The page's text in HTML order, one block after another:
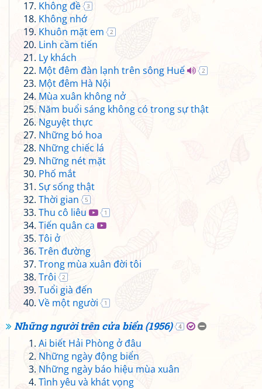
Không đề 3
Không nhớ
Khuôn mặt em
2
Linh cầm tiến
Ly khách
Một đêm đàn lạnh trên sông Huế
2
Một đêm Hà Nội
Mùa xuân không nở
Năm buổi sáng không có trong sự thật
Nguyệt thực
Những bó hoa
Những chiếc lá
Những nét mặt
Phố mắt
Sự sống thật
Thời gian
5
Thu cô liêu 1
Tiến quân ca
Tôi ở
Trên đường
Trong mùa xuân đời tôi
Trôi
2
Tuổi già đến
Về một người
1
Những người trên cửa biển (1956) 4
Ai biết Hải Phòng ở đâu
Những ngày động biển
Những ngày báo hiệu mùa xuân
Tình yêu và khát vọng